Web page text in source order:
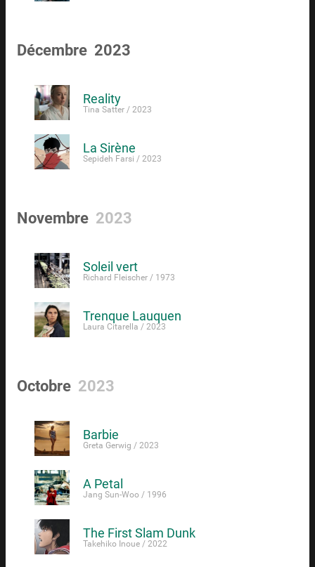
Décembre 2023
Reality
Tina Satter / 2023
La Sirène
Sepideh Farsi / 2023
Novembre 2023
Soleil vert
Richard Fleischer / 1973
Trenque Lauquen
Laura Citarella / 2023
Octobre 2023
Barbie
Greta Gerwig / 2023
A Petal
Jang Sun-Woo / 1996
The First Slam Dunk
Takehiko Inoue / 2022